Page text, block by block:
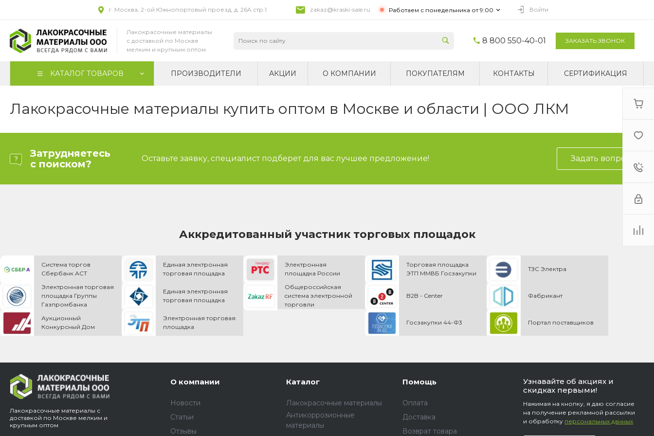
г. Москва, 2-ой Южнопортовый проезд, д. 26A стр.1 zakaz@kraski-sale.ru Работаем с понедельника от 9:00 Войти
Лакокрасочные материалы
с доставкой по Москве
мелким и крупным оптом
8 800 550-40-01 ЗАКАЗАТЬ ЗВОНОК
КАТАЛОГ ТОВАРОВ ПРОИЗВОДИТЕЛИ АКЦИИ О КОМПАНИИ ПОКУПАТЕЛЯМ КОНТАКТЫ СЕРТИФИКАЦИЯ
Лакокрасочные материалы купить оптом в Москве и области | ООО ЛКМ
Затрудняетесь
с поиском?
Оставьте заявку, специалист подберет для вас лучшее предложение! Задать вопрос
Аккредитованный участник торговых площадок
Система торгов
Сбербанк АСТ
Единая электронная
торговая площадка
Электронная
площадка России
Торговая площадка
ЭТП ММВБ Госзакупки
ТЗС Электра
Электронная торговая
площадка Группы
Газпромбанка
Единая электронная
торговая площадка
Общероссийская
cистема электронной
торговли
B2B - Center Фабрикант
Аукционный
Конкурсный Дом
Электронная торговая
площадка
Госзакупки 44-Ф3 Портал поставщиков
Лакокрасочные материалы с
доставкой по Москве мелким и
крупным оптом
О компании
Новости
Статьи
Отзывы
Каталог
Лакокрасочные материалы
Антикоррозионные
материалы
Помощь
Оплата
Доставка
Возврат товара
Узнавайте об акциях и
скидках первыми!
Нажимая на кнопку, я даю согласие
на получение рекламной рассылки
и обработку персональных данных